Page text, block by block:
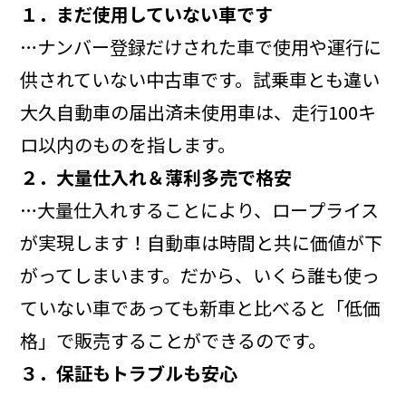
１．まだ使用していない車です
…ナンバー登録だけされた車で使用や運行に
供されていない中古車です。試乗車とも違い
大久自動車の届出済未使用車は、走行100キ
ロ以内のものを指します。
２．大量仕入れ＆薄利多売で格安
…大量仕入れすることにより、ロープライス
が実現します！自動車は時間と共に価値が下
がってしまいます。だから、いくら誰も使っ
ていない車であっても新車と比べると「低価
格」で販売することができるのです。
３．保証もトラブルも安心